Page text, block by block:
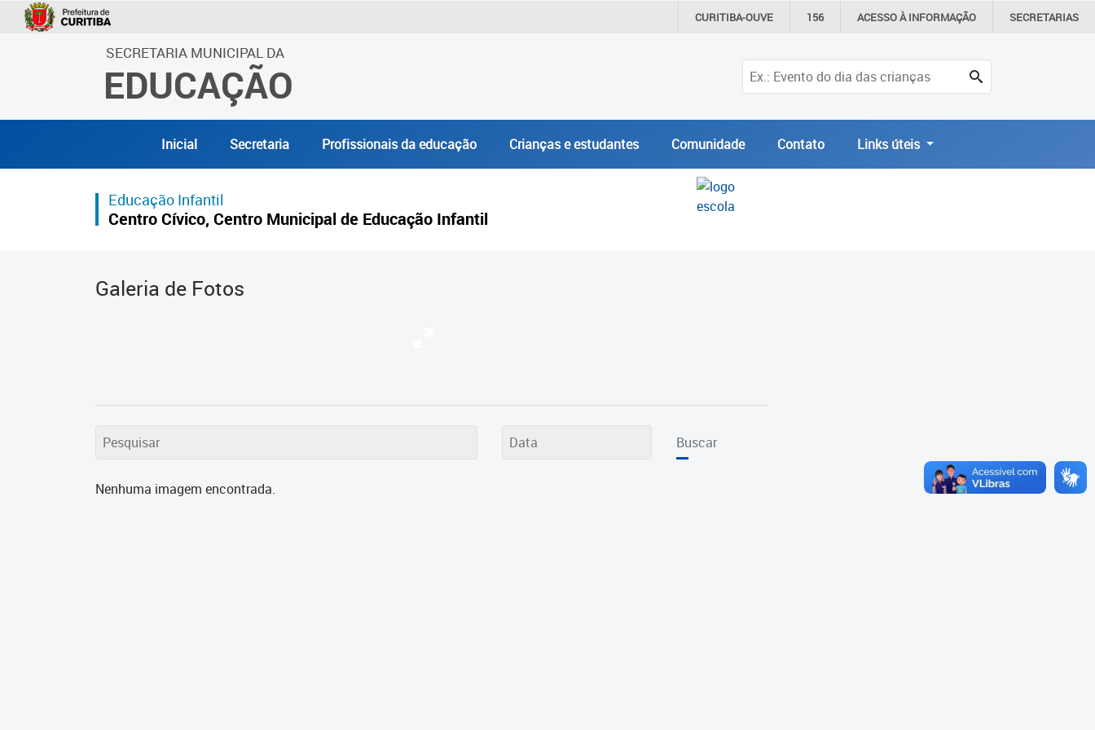
CURITIBA-OUVE 156 ACESSO ÀINFORMAÇÃO SECRETARIAS
SECRETARIA MUNICIPAL DA
EDUCAÇÃO
Inicial Secretaria Profissionais da educação Crianças e estudantes Comunidade Contato Links úteis
Educação Infantil
Centro Cívico, Centro Municipal de Educação Infantil
Galeria de Fotos
Buscar
Nenhuma imagem encontrada.